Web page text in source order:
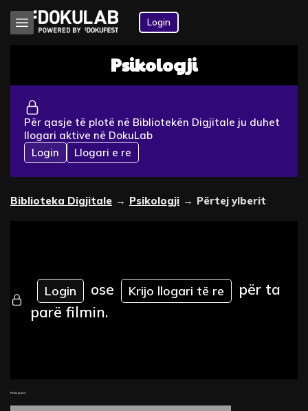
Login
Psikologji
Për qasje të plotë në Bibliotekën Digjitale ju duhet
llogari aktive në DokuLab
Login
Llogari e re
Biblioteka Digjitale → Psikologji → Përtej ylberit
Login ose Krijo llogari të re
për ta
parë filmin.
Fleta pune